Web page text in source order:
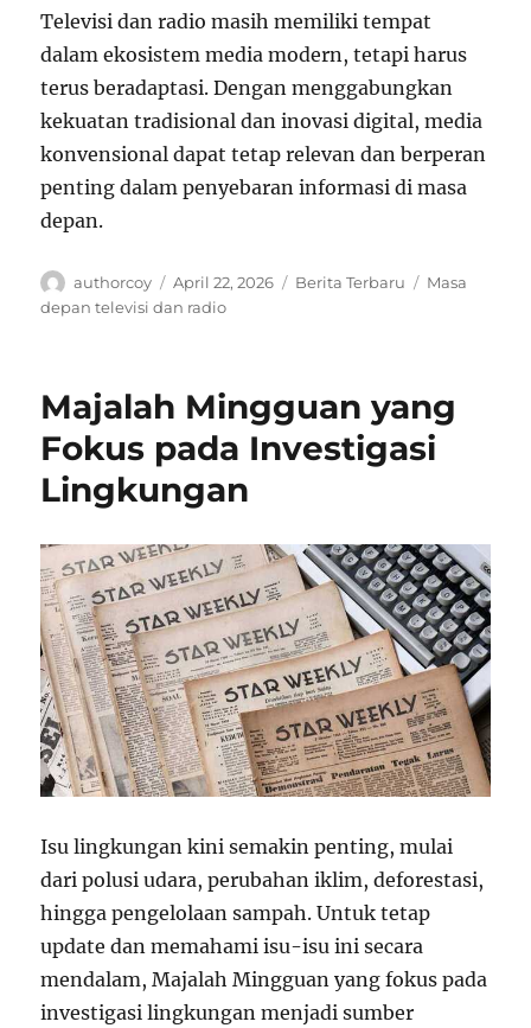
Televisi dan radio masih memiliki tempat
dalam ekosistem media modern, tetapi harus
terus beradaptasi. Dengan menggabungkan
kekuatan tradisional dan inovasi digital, media
konvensional dapat tetap relevan dan berperan
penting dalam penyebaran informasi di masa
depan.
Author
authorcoy
Posted
on
April 22, 2026 Categories
Berita Terbaru Tags
Masa
depan televisi dan radio
Majalah Mingguan yang
Fokus pada Investigasi
Lingkungan
Isu lingkungan kini semakin penting, mulai
dari polusi udara, perubahan iklim, deforestasi,
hingga pengelolaan sampah. Untuk tetap
update dan memahami isu-isu ini secara
mendalam, Majalah Mingguan yang fokus pada
investigasi lingkungan menjadi sumber